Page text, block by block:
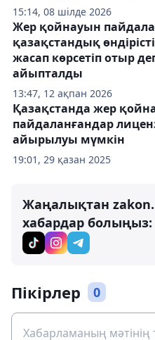
15:14, 08 шілде 2026
13:47, 12 ақпан 2026
Жер қойнауын
қазақстандық
жасап көрсетіп отыр
айыпталды
19:01, 29 қазан 2025
Қазақстанда жер
пайдаланғандар
айырылуы мүмкін
Жаңалықтан
хабардар болыңыз:
Пікірлер 0